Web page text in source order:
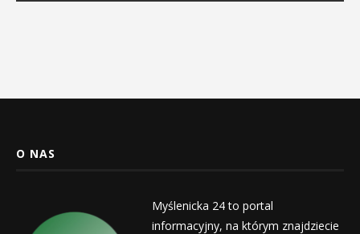
O NAS
Myślenicka 24 to portal
informacyjny, na którym znajdziecie